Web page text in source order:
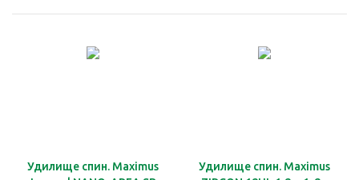
Удилище спин. Maximus
Удилище спин. Maximus